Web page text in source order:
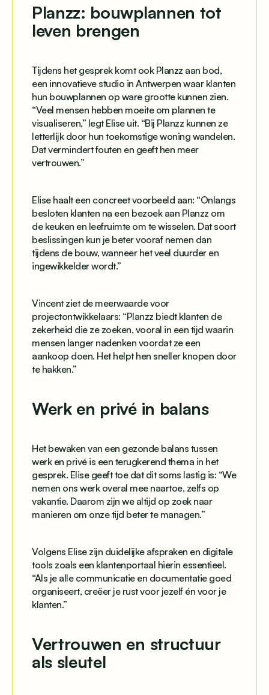
Planzz: bouwplannen tot
leven brengen
Tijdens het gesprek komt ook Planzz aan bod,
een innovatieve studio in Antwerpen waar klanten
hun bouwplannen op ware grootte kunnen zien.
“Veel mensen hebben moeite om plannen te
visualiseren,” legt Elise uit. “Bij Planzz kunnen ze
letterlijk door hun toekomstige woning wandelen.
Dat vermindert fouten en geeft hen meer
vertrouwen.”
Elise haalt een concreet voorbeeld aan: “Onlangs
besloten klanten na een bezoek aan Planzz om
de keuken en leefruimte om te wisselen. Dat soort
beslissingen kun je beter vooraf nemen dan
tijdens de bouw, wanneer het veel duurder en
ingewikkelder wordt.”
Vincent ziet de meerwaarde voor
projectontwikkelaars: “Planzz biedt klanten de
zekerheid die ze zoeken, vooral in een tijd waarin
mensen langer nadenken voordat ze een
aankoop doen. Het helpt hen sneller knopen door
te hakken.”
Werk en privé in balans
Het bewaken van een gezonde balans tussen
werk en privé is een terugkerend thema in het
gesprek. Elise geeft toe dat dit soms lastig is: “We
nemen ons werk overal mee naartoe, zelfs op
vakantie. Daarom zijn we altijd op zoek naar
manieren om onze tijd beter te managen.”
Volgens Elise zijn duidelijke afspraken en digitale
tools zoals een klantenportaal hierin essentieel.
“Als je alle communicatie en documentatie goed
organiseert, creëer je rust voor jezelf én voor je
klanten.”
Vertrouwen en structuur
als sleutel